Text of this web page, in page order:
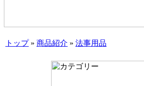
トップ» 商品紹介 » 法事用品